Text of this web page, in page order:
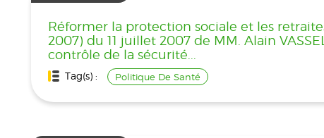
Réformer la protection sociale et les
2007) du 11 juillet 2007 de MM. Alain
contrôle de la sécurité...
Tag(s) : Politique De Santé